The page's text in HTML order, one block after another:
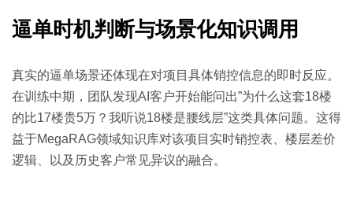
逼单时机判断与场景化知识调用
真实的逼单场景还体现在对项目具体销控信息的即时反应。
在训练中期，团队发现AI客户开始能问出”为什么这套18楼
的比17楼贵5万？我听说18楼是腰线层”这类具体问题。这得
益于MegaRAG领域知识库对该项目实时销控表、楼层差价
逻辑、以及历史客户常见异议的融合。